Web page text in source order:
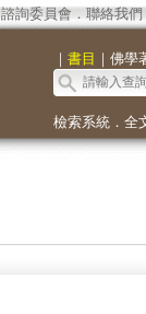
諮詢委員會． 聯絡我們
｜ 書目 ｜ 佛學
檢索系統． 全